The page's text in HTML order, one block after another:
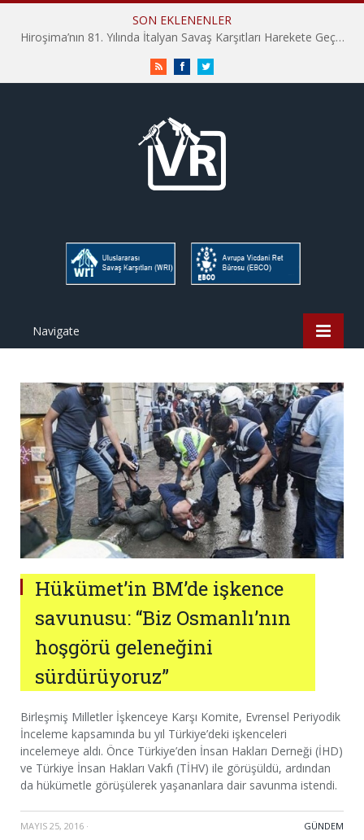
SON EKLENENLER
Hiroşima’nın 81. Yılında İtalyan Savaş Karşıtları Harekete Geçti: “Hatırlamak yeterli değil”
RSS FacebookTwitter
Navigate
Hükümet’in BM’de işkence
savunusu: “Biz Osmanlı’nın
hoşgörü geleneğini
sürdürüyoruz”
Birleşmiş Milletler İşkenceye Karşı Komite, Evrensel Periyodik
İnceleme kapsamında bu yıl Türkiye’deki işkenceleri
incelemeye aldı. Önce Türkiye’den İnsan Hakları Derneği (İHD)
ve Türkiye İnsan Hakları Vakfı (TİHV) ile görüşüldü, ardından
da hükümetle görüşülerek yaşananlara dair savunma istendi.
MAYIS 25, 2016 · GÜNDEM